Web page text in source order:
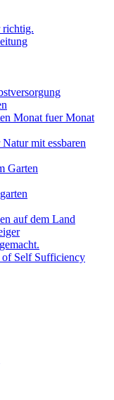
richtig.
Monat fuer Monat
mit essbaren
Garten
auf dem Land
Self Sufficiency